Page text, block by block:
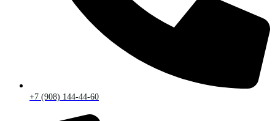
+7 (908) 144-44-60